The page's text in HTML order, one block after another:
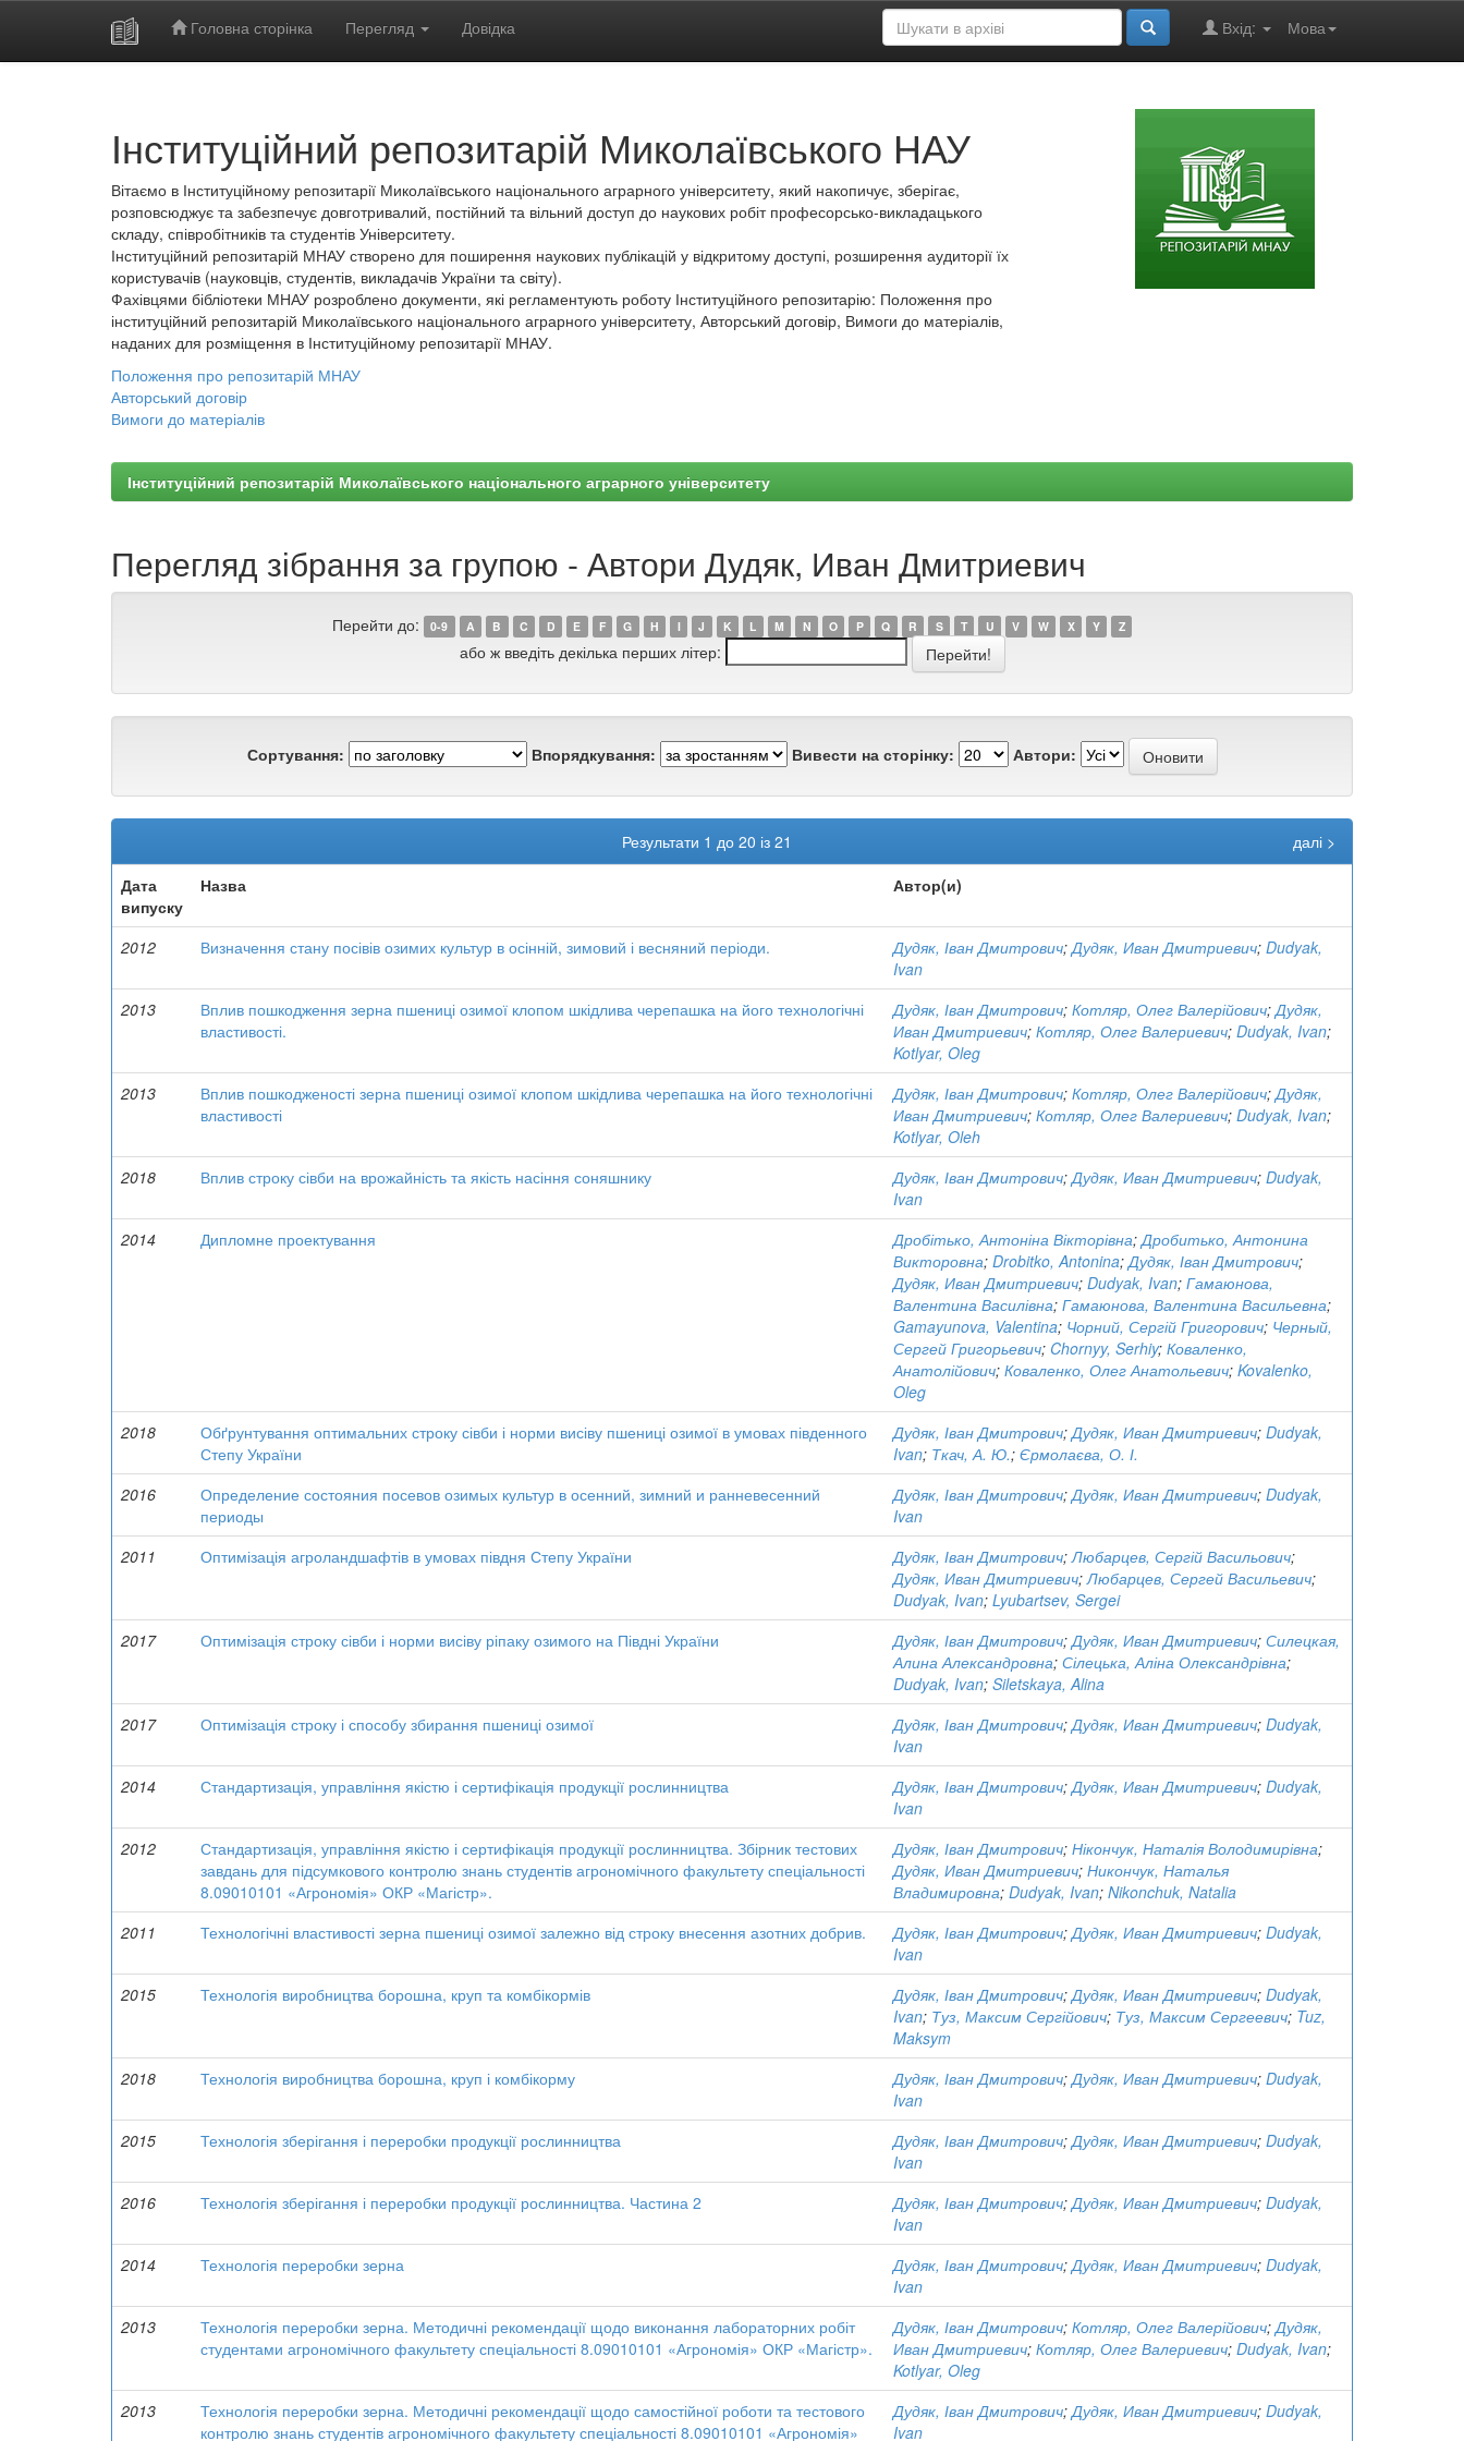
Головна сторінка Перегляд Довідка Мова
Вхід:
Інституційний репозитарій Миколаївського НАУ
Вітаємо в Інституційному репозитарії Миколаївського національного аграрного університету, який накопичує, зберігає,
розповсюджує та забезпечує довготривалий, постійний та вільний доступ до наукових робіт професорсько-викладацького
складу, співробітників та студентів Університету.
Інституційний репозитарій МНАУ створено для поширення наукових публікацій у відкритому доступі, розширення аудиторії їх
користувачів (науковців, студентів, викладачів України та світу).
Фахівцями бібліотеки МНАУ розроблено документи, які регламентують роботу Інституційного репозитарію: Положення про
інституційний репозитарій Миколаївського національного аграрного університету, Авторський договір, Вимоги до матеріалів,
наданих для розміщення в Інституційному репозитарії МНАУ.
Положення про репозитарій МНАУ
Авторський договір
Вимоги до матеріалів
Інституційний репозитарій Миколаївського національного аграрного університету
Перегляд зібрання за групою - Автори Дудяк, Иван Дмитриевич
Перейти до: 0-9 A B C D E F G H I J K L M N O P Q R S T U V W X Y Z
або ж введіть декілька перших літер:
Сортування: Впорядкування: Вивести на сторінку: Автори:
Результати 1 до 20 із 21
далі >
Дата
випуску
Назва Автор(и)
2012 Визначення стану посівів озимих культур в осінній, зимовий і весняний періоди. Дудяк, Іван Дмитрович;Дудяк, Иван Дмитриевич; Dudyak,
Ivan
2013
Вплив пошкодження зерна пшениці озимої клопом шкідлива черепашка на його технологічні
властивості.
Дудяк, Іван Дмитрович; Котляр, Олег Валерійович;Дудяк,
Иван Дмитриевич; Котляр, Олег Валериевич; Dudyak, Ivan;
Kotlyar, Oleg
2013
Вплив пошкодженості зерна пшениці озимої клопом шкідлива черепашка на його технологічні
властивості
Дудяк, Іван Дмитрович; Котляр, Олег Валерійович;Дудяк,
Иван Дмитриевич; Котляр, Олег Валериевич; Dudyak, Ivan;
Kotlyar, Oleh
2018
Вплив строку сівби на врожайність та якість насіння соняшнику Дудяк, Іван Дмитрович;Дудяк, Иван Дмитриевич; Dudyak,
Ivan
2014
Дипломне проектування Дробітько, Антоніна Вікторівна;Дробитько, Антонина
Викторовна; Drobitko, Antonina;Дудяк, Іван Дмитрович;
Дудяк, Иван Дмитриевич; Dudyak, Ivan; Гамаюнова,
Валентина Василівна; Гамаюнова, Валентина Васильевна;
Gamayunova, Valentina; Чорний, Сергій Григорович; Черный,
Сергей Григорьевич; Chornyy, Serhiy; Коваленко,
Анатолійович; Коваленко, Олег Анатольевич; Kovalenko,
Oleg
2018
Обґрунтування оптимальних строку сівби і норми висіву пшениці озимої в умовах південного
Степу України
Дудяк, Іван Дмитрович;Дудяк, Иван Дмитриевич; Dudyak,
Ivan; Ткач, А. Ю.; Єрмолаєва, О. І.
2016
Определение состояния посевов озимых культур в осенний, зимний и ранневесенний
периоды
Дудяк, Іван Дмитрович;Дудяк, Иван Дмитриевич; Dudyak,
Ivan
2011
Оптимізація агроландшафтів в умовах півдня Степу України Дудяк, Іван Дмитрович;Любарцев, Сергій Васильович;
Дудяк, Иван Дмитриевич;Любарцев, Сергей Васильевич;
Dudyak, Ivan; Lyubartsev, Sergei
2017
Оптимізація строку сівби і норми висіву ріпаку озимого на Півдні України Дудяк, Іван Дмитрович;Дудяк, Иван Дмитриевич; Силецкая,
Алина Александровна; Сілецька, Аліна Олександрівна;
Dudyak, Ivan; Siletskaya, Alina
2017
Оптимізація строку і способу збирання пшениці озимої Дудяк, Іван Дмитрович;Дудяк, Иван Дмитриевич; Dudyak,
Ivan
2014
Стандартизація, управління якістю і сертифікація продукції рослинництва Дудяк, Іван Дмитрович;Дудяк, Иван Дмитриевич; Dudyak,
Ivan
2012
Стандартизація, управління якістю і сертифікація продукції рослинництва. Збірник тестових
завдань для підсумкового контролю знань студентів агрономічного факультету спеціальності
8.09010101 «Агрономія» ОКР «Магістр».
Дудяк, Іван Дмитрович; Нікончук, Наталія Володимирівна;
Дудяк, Иван Дмитриевич; Никончук, Наталья
Владимировна; Dudyak, Ivan; Nikonchuk, Natalia
2011
Технологічні властивості зерна пшениці озимої залежно від строку внесення азотних добрив. Дудяк, Іван Дмитрович;Дудяк, Иван Дмитриевич; Dudyak,
Ivan
2015
Технологія виробництва борошна, круп та комбікормів Дудяк, Іван Дмитрович;Дудяк, Иван Дмитриевич; Dudyak,
Ivan; Туз, Максим Сергійович; Туз, Максим Сергеевич; Tuz,
Maksym
2018
Технологія виробництва борошна, круп і комбікорму Дудяк, Іван Дмитрович;Дудяк, Иван Дмитриевич; Dudyak,
Ivan
2015
Технологія зберігання і переробки продукції рослинництва Дудяк, Іван Дмитрович;Дудяк, Иван Дмитриевич; Dudyak,
Ivan
2016
Технологія зберігання і переробки продукції рослинництва. Частина 2 Дудяк, Іван Дмитрович;Дудяк, Иван Дмитриевич; Dudyak,
Ivan
2014
Технологія переробки зерна Дудяк, Іван Дмитрович;Дудяк, Иван Дмитриевич; Dudyak,
Ivan
2013
Технологія переробки зерна. Методичні рекомендації щодо виконання лабораторних робіт
студентами агрономічного факультету спеціальності 8.09010101 «Агрономія» ОКР «Магістр».
Дудяк, Іван Дмитрович; Котляр, Олег Валерійович;Дудяк,
Иван Дмитриевич; Котляр, Олег Валериевич; Dudyak, Ivan;
Kotlyar, Oleg
2013
Технологія переробки зерна. Методичні рекомендації щодо самостійної роботи та тестового
контролю знань студентів агрономічного факультету спеціальності 8.09010101 «Агрономія»
Дудяк, Іван Дмитрович;Дудяк, Иван Дмитриевич; Dudyak,
Ivan